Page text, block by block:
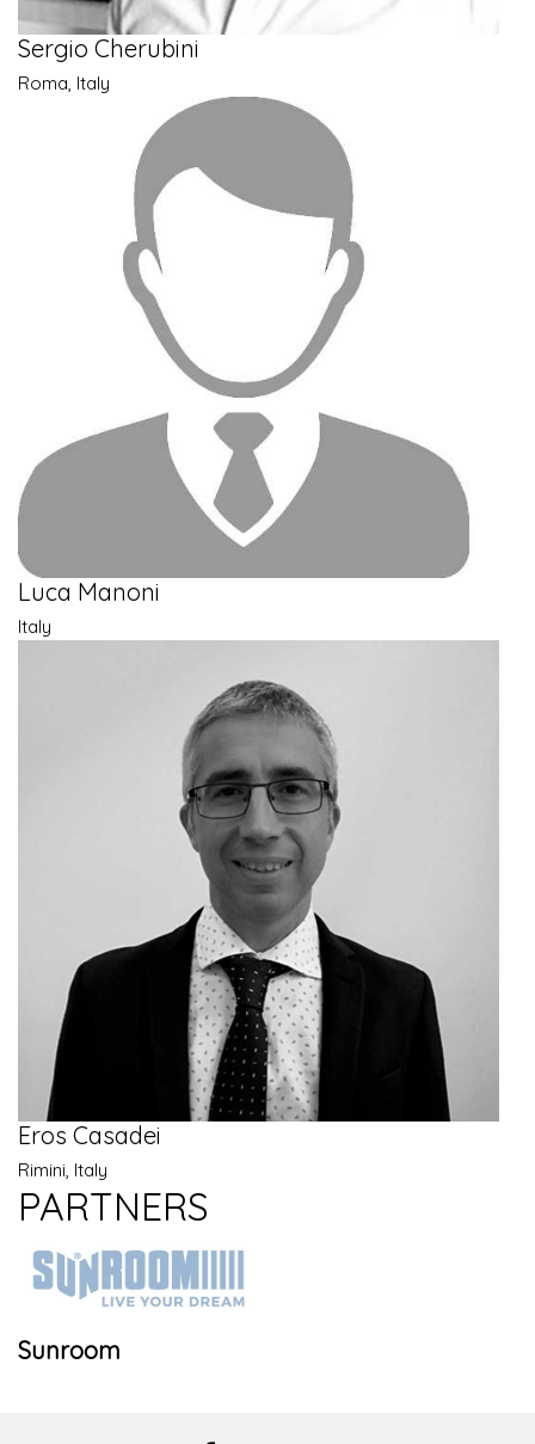
Sergio Cherubini
Roma, Italy
Luca Manoni
Italy
Eros Casadei
Rimini, Italy
PARTNERS
Sunroom